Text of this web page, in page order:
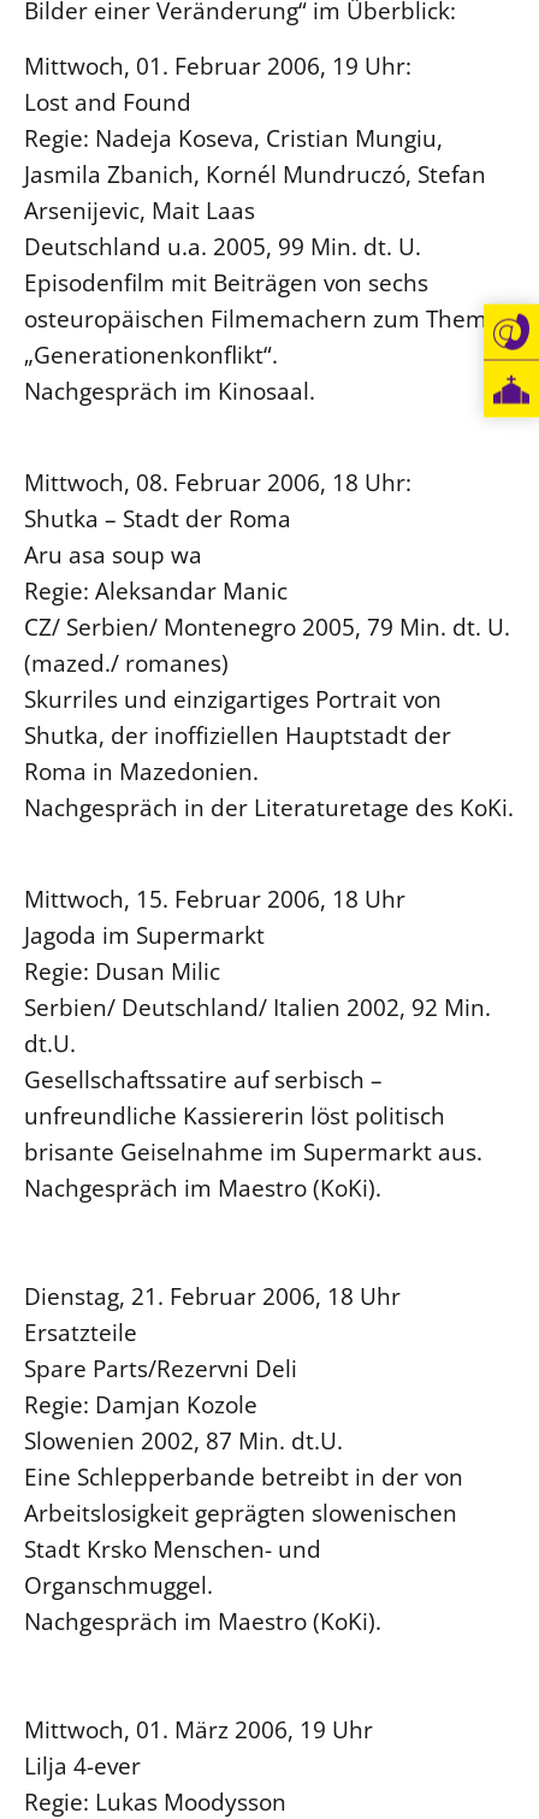
Bilder einer Veränderung“ im Überblick:
Mittwoch, 01. Februar 2006, 19 Uhr:
Lost and Found
Regie: Nadeja Koseva, Cristian Mungiu,
Jasmila Zbanich, Kornél Mundruczó, Stefan
Arsenijevic, Mait Laas
Deutschland u.a. 2005, 99 Min. dt. U.
Episodenfilm mit Beiträgen von sechs
osteuropäischen Filmemachern zum Thema
„Generationenkonflikt“.
Nachgespräch im Kinosaal.
Mittwoch, 08. Februar 2006, 18 Uhr:
Shutka – Stadt der Roma
Aru asa soup wa
Regie: Aleksandar Manic
CZ/ Serbien/ Montenegro 2005, 79 Min. dt. U.
(mazed./ romanes)
Skurriles und einzigartiges Portrait von
Shutka, der inoffiziellen Hauptstadt der
Roma in Mazedonien.
Nachgespräch in der Literaturetage des KoKi.
Mittwoch, 15. Februar 2006, 18 Uhr
Jagoda im Supermarkt
Regie: Dusan Milic
Serbien/ Deutschland/ Italien 2002, 92 Min.
dt.U.
Gesellschaftssatire auf serbisch –
unfreundliche Kassiererin löst politisch
brisante Geiselnahme im Supermarkt aus.
Nachgespräch im Maestro (KoKi).
Dienstag, 21. Februar 2006, 18 Uhr
Ersatzteile
Spare Parts/Rezervni Deli
Regie: Damjan Kozole
Slowenien 2002, 87 Min. dt.U.
Eine Schlepperbande betreibt in der von
Arbeitslosigkeit geprägten slowenischen
Stadt Krsko Menschen- und
Organschmuggel.
Nachgespräch im Maestro (KoKi).
Mittwoch, 01. März 2006, 19 Uhr
Lilja 4-ever
Regie: Lukas Moodysson